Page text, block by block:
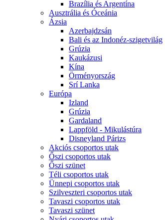
Brazília és Argentína
Ausztrália és Óceánia
Ázsia
Azerbajdzsán
Bali és az Indonéz-szigetvilág
Grúzia
Kaukázusi
Kína
Örményország
Srí Lanka
Európa
Izland
Grúzia
Gardaland
Lappföld - Mikulástúra
Disneyland Párizs
Akciós csoportos utak
Őszi csoportos utak
Őszi szünet
Téli csoportos utak
Ünnepi csoportos utak
Szilveszteri csoportos utak
Tavaszi csoportos utak
Tavaszi szünet